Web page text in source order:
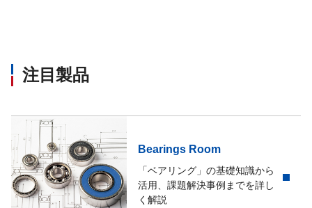
注目製品
Bearings Room
「ベアリング」の基礎知識から
活用、課題解決事例までを詳し
く解説